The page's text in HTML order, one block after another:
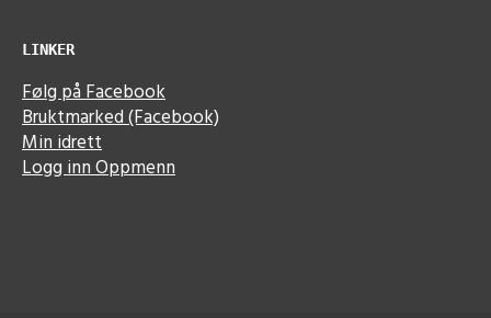
LINKER
Følg på Facebook
Bruktmarked (Facebook)
Min idrett
Logg inn Oppmenn